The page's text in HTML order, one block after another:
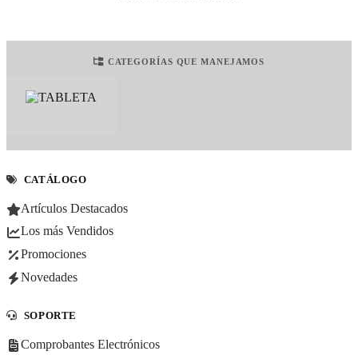
CATEGORÍAS QUE MANEJAMOS
CATÁLOGO
Artículos Destacados
Los más Vendidos
Promociones
Novedades
SOPORTE
Comprobantes Electrónicos